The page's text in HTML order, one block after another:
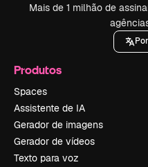
Mais de 1 milhão de
Produtos
Spaces
Assistente de IA
Gerador de imagens
Gerador de vídeos
Texto para voz